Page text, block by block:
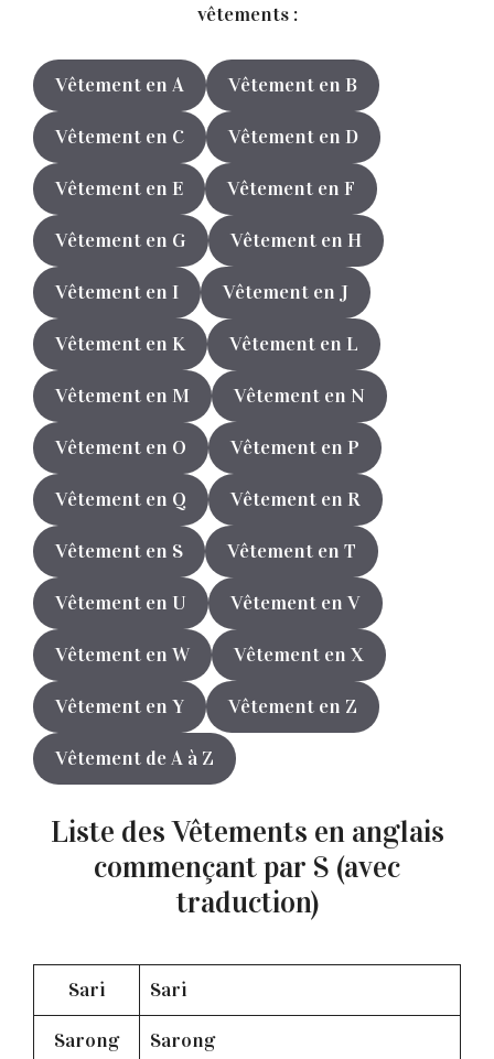
vêtements :
Vêtement en A Vêtement en B
Vêtement en C Vêtement en D
Vêtement en E Vêtement en F
Vêtement en G Vêtement en H
Vêtement en I Vêtement en J
Vêtement en K Vêtement en L
Vêtement en M Vêtement en N
Vêtement en O Vêtement en P
Vêtement en Q Vêtement en R
Vêtement en S Vêtement en T
Vêtement en U Vêtement en V
Vêtement en W Vêtement en X
Vêtement en Y Vêtement en Z
Vêtement de A à Z
Liste des Vêtements en anglais
commençant par S (avec
traduction)
Sari Sari
Sarong Sarong